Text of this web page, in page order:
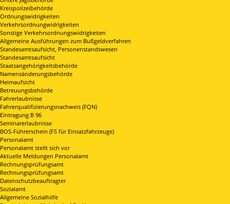
Kreispolizeibehörde
Ordnungswidrigkeiten
Verkehrsordnungwidrigkeiten
Sonstige Verkehrsordnungswidrigkeiten
Allgemeine Ausführungen zum Bußgeldverfahren
Standesamtsaufsicht, Personenstandswesen
Standesamtsaufsicht
Staatsangehörigkeitsbehörde
Namensänderungsbehörde
Heimaufsicht
Betreuungsbehörde
Fahrerlaubnisse
Fahrerqualifizierungsnachweis (FQN)
Eintragung B 96
Seminarerlaubnisse
BOS-Führerschein (FS für Einsatzfahrzeuge)
Personalamt
Personalamt stellt sich vor
Aktuelle Meldungen Personalamt
Rechnungsprüfungsamt
Rechnungsprüfungsamt
Datenschutzbeauftragter
Sozialamt
Allgemeine Sozialhilfe